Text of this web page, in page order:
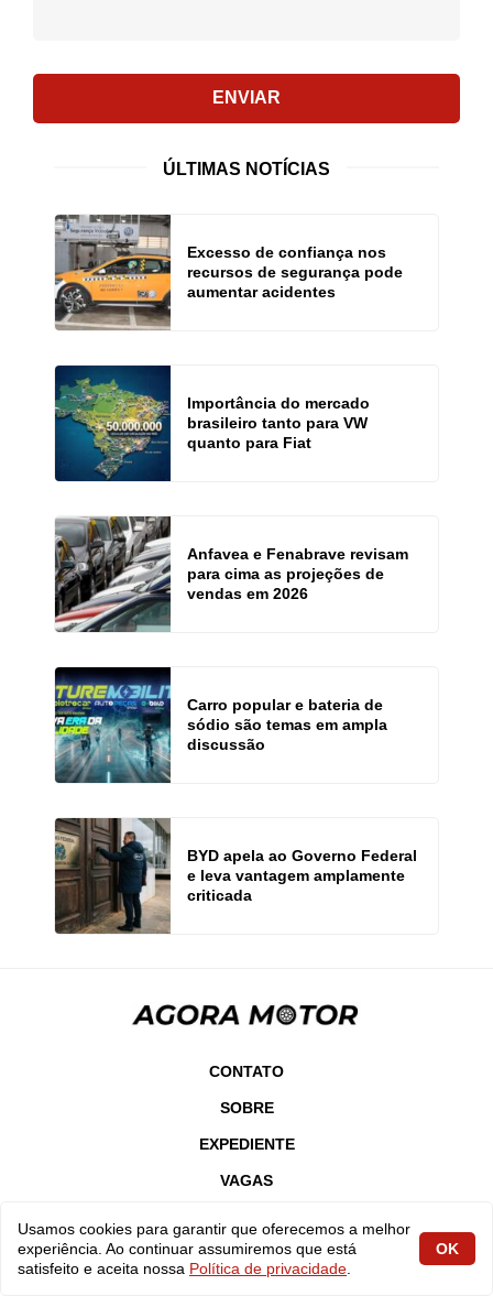
ENVIAR
ÚLTIMAS NOTÍCIAS
Excesso de confiança nos
recursos de segurança pode
aumentar acidentes
Importância do mercado
brasileiro tanto para VW
quanto para Fiat
Anfavea e Fenabrave revisam
para cima as projeções de
vendas em 2026
Carro popular e bateria de
sódio são temas em ampla
discussão
BYD apela ao Governo Federal
e leva vantagem amplamente
criticada
CONTATO
SOBRE
EXPEDIENTE
VAGAS
TERMOS DE USO
Usamos cookies para garantir que oferecemos a melhor
experiência. Ao continuar assumiremos que está
satisfeito e aceita nossa Política de privacidade
OK